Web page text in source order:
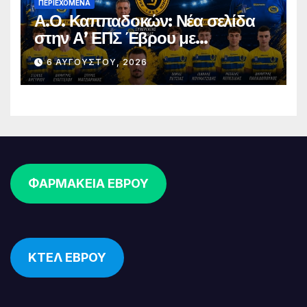
ΠΕΡΙΕΧΌΜΕΝΑ
Α.Ο. Καππαδοκών: Νέα σελίδα
στην Α’ ΕΠΣ Έβρου με
φιλοδοξίες, σταθερότητα και
επένδυση στη νέα γενιά
6 ΑΥΓΟΎΣΤΟΥ, 2026
ΦΑΡΜΑΚΕΙΑ ΕΒΡΟΥ
ΚΤΕΛ ΕΒΡΟΥ